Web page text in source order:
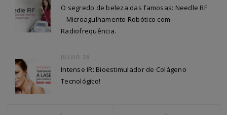
O segredo de beleza das famosas: Needle RF
– Microagulhamento Robótico com
Radiofrequência.
JULHO 29
Intense IR: Bioestimulador de Colágeno
Tecnológico!